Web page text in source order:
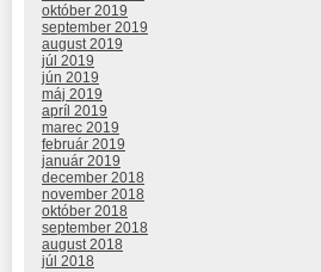
október 2019
september 2019
august 2019
júl 2019
jún 2019
máj 2019
apríl 2019
marec 2019
február 2019
január 2019
december 2018
november 2018
október 2018
september 2018
august 2018
júl 2018